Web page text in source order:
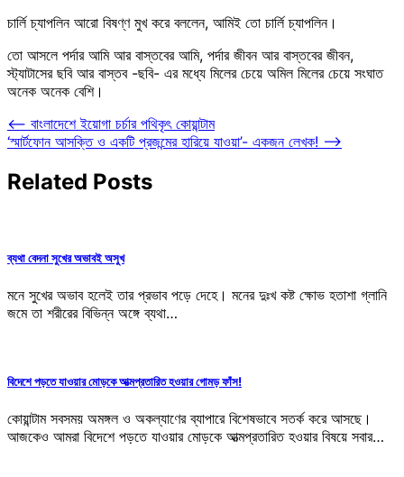
চার্লি চ্যাপলিন আরো বিষণ্ণ মুখ করে বললেন, আমিই তো চার্লি চ্যাপলিন।
তো আসলে পর্দার আমি আর বাস্তবের আমি, পর্দার জীবন আর বাস্তবের জীবন,
স্ট্যাটাসের ছবি আর বাস্তব -ছবি- এর মধ্যে মিলের চেয়ে অমিল মিলের চেয়ে সংঘাত
অনেক অনেক বেশি।
Post
navigation
⟵ বাংলাদেশে ইয়োগা চর্চার পথিকৃৎ কোয়ান্টাম
‘স্মার্টফোন আসক্তি ও একটি প্রজন্মের হারিয়ে যাওয়া’- একজন লেখক! ⟶
Related Posts
ব্যথা বেদনা সুখের অভাবই অসুখ
মনে সুখের অভাব হলেই তার প্রভাব পড়ে দেহে। মনের দুঃখ কষ্ট ক্ষোভ হতাশা গ্লানি
জমে তা শরীরের বিভিন্ন অঙ্গে ব্যথা…
বিদেশে পড়তে যাওয়ার মোড়কে আত্মপ্রতারিত হওয়ার গোমড় ফাঁস!
কোয়ান্টাম সবসময় অমঙ্গল ও অকল্যাণের ব্যাপারে বিশেষভাবে সতর্ক করে আসছে।
আজকেও আমরা বিদেশে পড়তে যাওয়ার মোড়কে আত্মপ্রতারিত হওয়ার বিষয়ে সবার…